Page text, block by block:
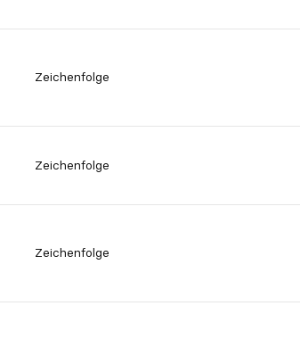
Zeichenfolge
Zeichenfolge
Zeichenfolge